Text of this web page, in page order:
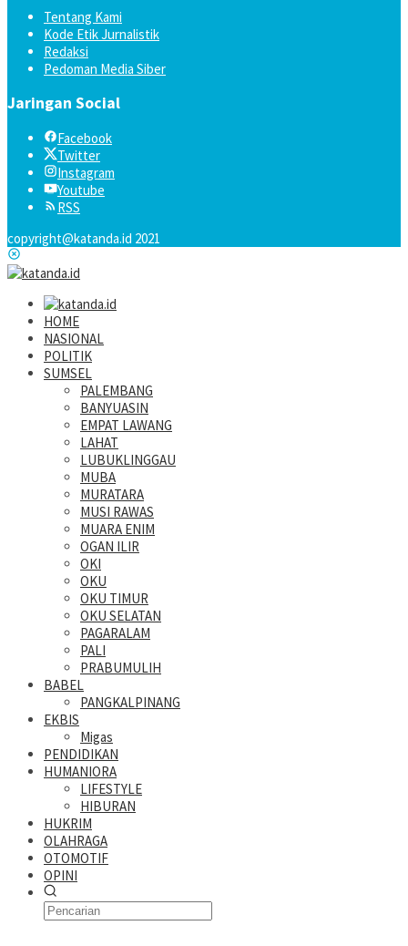
Tentang Kami
Kode Etik Jurnalistik
Redaksi
Pedoman Media Siber
Jaringan Social
Facebook
Twitter
Instagram
Youtube
RSS
copyright@katanda.id 2021
HOME
NASIONAL
POLITIK
SUMSEL
PALEMBANG
BANYUASIN
EMPAT LAWANG
LAHAT
LUBUKLINGGAU
MUBA
MURATARA
MUSI RAWAS
MUARA ENIM
OGAN ILIR
OKI
OKU
OKU TIMUR
OKU SELATAN
PAGARALAM
PALI
PRABUMULIH
BABEL
PANGKALPINANG
EKBIS
Migas
PENDIDIKAN
HUMANIORA
LIFESTYLE
HIBURAN
HUKRIM
OLAHRAGA
OTOMOTIF
OPINI